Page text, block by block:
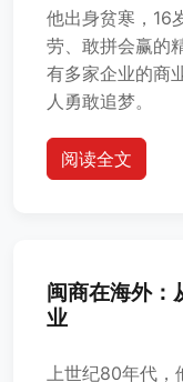
他出身贫寒，16
劳、敢拼会赢的
有多家企业的商
人勇敢追梦。
阅读全文
闽商在海外：
业
上世纪80年代